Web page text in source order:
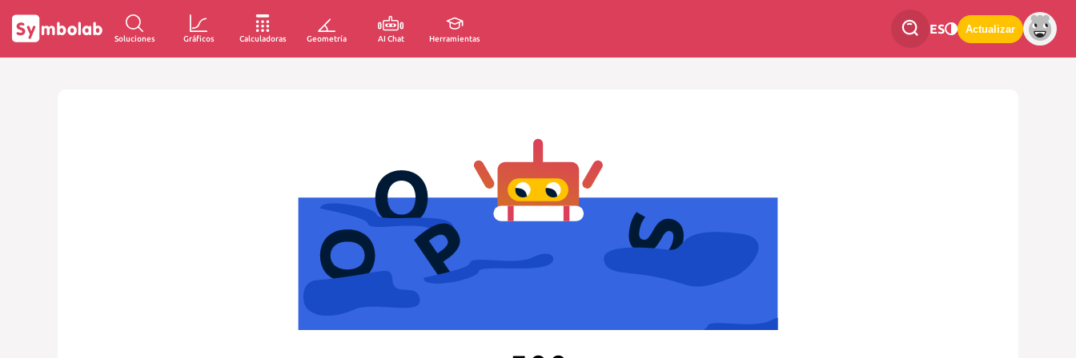
Soluciones Gráficos Calculadoras Geometría AI Chat Herramientas
ES Actualizar